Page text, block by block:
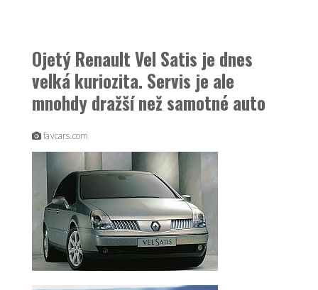
Ojetý Renault Vel Satis je dnes
velká kuriozita. Servis je ale
mnohdy dražší než samotné auto
favcars.com